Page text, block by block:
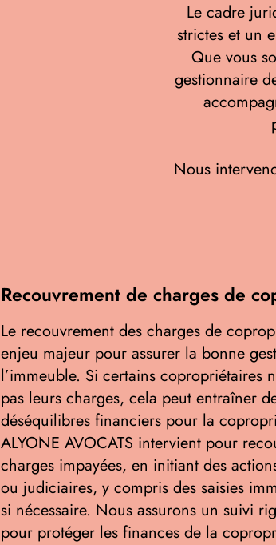
Le cadre
strictes et un
Que vous
gestionnaire
Nous
Recouvrement de charges de
Le recouvrement des charges de
enjeu majeur pour assurer la bonne
l’immeuble. Si certains copropriétaires
pas leurs charges, cela peut entraîner
déséquilibres financiers pour la
ALYONE AVOCATS intervient pour
charges impayées, en initiant des
ou judiciaires, y compris des saisies
si nécessaire. Nous assurons un suivi
pour protéger les finances de la